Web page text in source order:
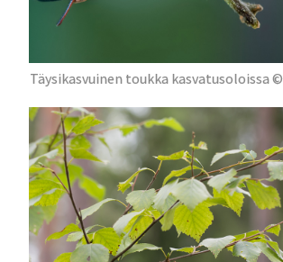
Täysikasvuinen toukka kasvatusoloissa